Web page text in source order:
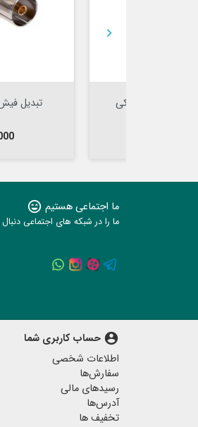
5002F

ما اجتماعی هستیم sentiment_very_satisfied
ما را در شبکه های اجتماعی دنبال
account_circle حساب کاربری شما
اطلاعات شخصی
سفارش‌ها
رسیدهای مالی
آدرس‌ها
تخفیف ها